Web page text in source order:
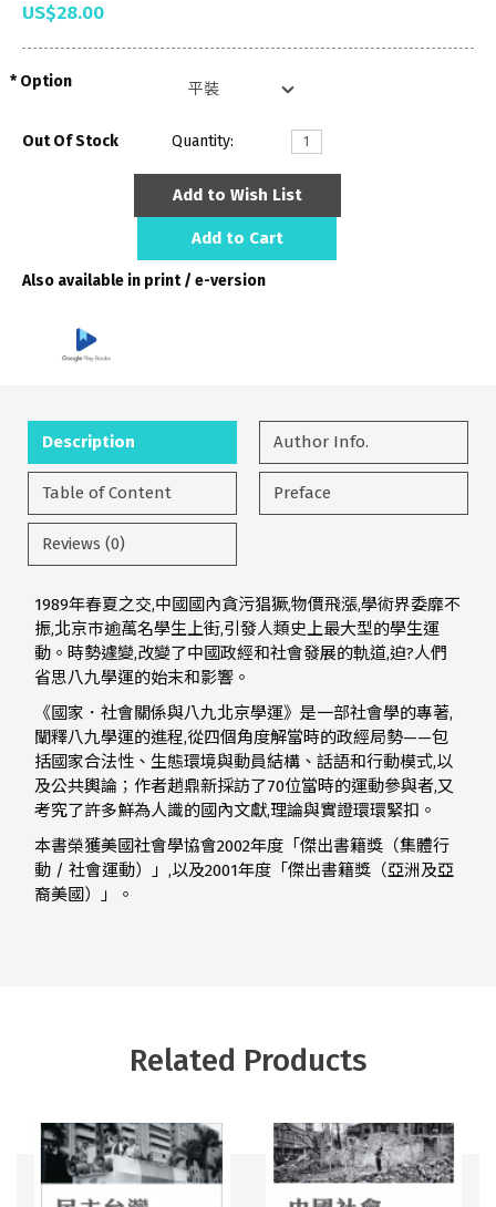
US$28.00
Option
Out Of Stock Quantity:
Add to Wish List
Add to Cart
Also available in print / e-version
Description Author Info.
Table of Content Preface
Reviews (0)
1989年春夏之交,中國國內貪污猖獗,物價飛漲,學術界委靡不
振,北京巿逾萬名學生上街,引發人類史上最大型的學生運
動。時勢遽變,改變了中國政經和社會發展的軌道,迫?人們
省思八九學運的始末和影響。
《國家．社會關係與八九北京學運》是一部社會學的專著,
闡釋八九學運的進程,從四個角度解當時的政經局勢——包
括國家合法性、生態環境與動員結構、話語和行動模式,以
及公共輿論；作者趙鼎新採訪了70位當時的運動參與者,又
考究了許多鮮為人識的國內文獻,理論與實證環環緊扣。
本書榮獲美國社會學協會2002年度「傑出書籍獎（集體行
動 / 社會運動）」,以及2001年度「傑出書籍獎（亞洲及亞
裔美國）」。
Related Products